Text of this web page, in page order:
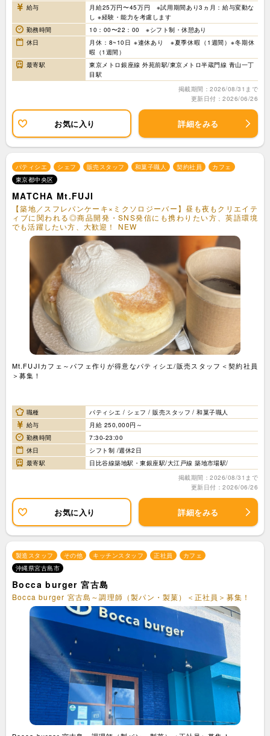
給与
月給25万円〜45万円 ※試用期間あり3ヵ月：給与変動な
し ※経験・能力を考慮します
勤務時間
10：00〜22：00 ※シフト制・休憩あり
休日
月休：8~10日 ※連休あり ※夏季休暇（1週間）※冬期休
暇（1週間）
最寄駅
東京メトロ銀座線 外苑前駅/東京メトロ半蔵門線 青山一丁
目駅
掲載期間：2026/08/31まで
更新日付：2026/06/26
お気に入り 詳細をみる
パティシエ シェフ 販売スタッフ 和菓子職人 契約社員
カフェ
東京都中央区
MATCHA Mt.FUJI
【築地／スフレパンケーキ×ミクソロジーバー】昼も夜もクリエイテ
ィブに関われる◎商品開発・SNS発信にも携わりたい方、英語環境
でも活躍したい方、大歓迎！ NEW
Mt.FUJIカフェ～パフェ作りが得意なパティシエ/販売スタッフ＜契約社員
＞募集！
職種
パティシエ / シェフ / 販売スタッフ / 和菓子職人
給与
月給 250,000円～
勤務時間
7:30-23:00
休日
シフト制 /週休2日
最寄駅
日比谷線築地駅・東銀座駅/大江戸線 築地市場駅/
掲載期間：2026/08/31まで
更新日付：2026/06/26
お気に入り 詳細をみる
製造スタッフ その他 キッチンスタッフ 正社員
カフェ
沖縄県宮古島市
Bocca burger 宮古島
Bocca burger 宮古島～調理師（製パン・製菓）＜正社員＞募集！